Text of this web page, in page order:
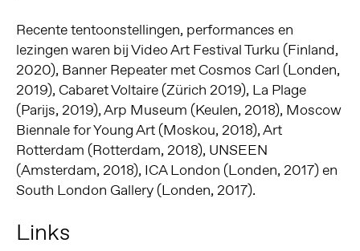
Recente tentoonstellingen, performances en
lezingen waren bij Video Art Festival Turku (Finland,
2020), Banner Repeater met Cosmos Carl (Londen,
2019), Cabaret Voltaire (Zürich 2019), La Plage
(Parijs, 2019), Arp Museum (Keulen, 2018), Moscow
Biennale for Young Art (Moskou, 2018), Art
Rotterdam (Rotterdam, 2018), UNSEEN
(Amsterdam, 2018), ICA London (Londen, 2017) en
South London Gallery (Londen, 2017).
Links